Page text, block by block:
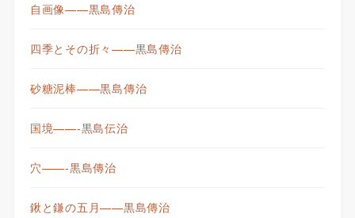
自画像——黒島傳治
四季とその折々——黒島傳治
砂糖泥棒——黒島傳治
国境——-黒島伝治
穴——-黒島傳治
鍬と鎌の五月——黒島傳治